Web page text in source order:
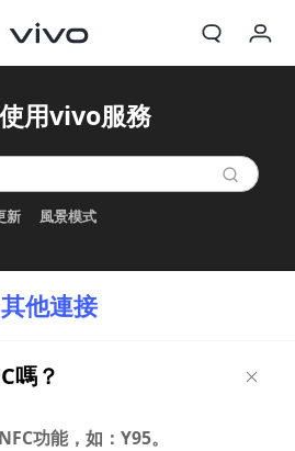
用vivo服務
新 風景模式
其他連接
嗎？
功能，如：Y95。